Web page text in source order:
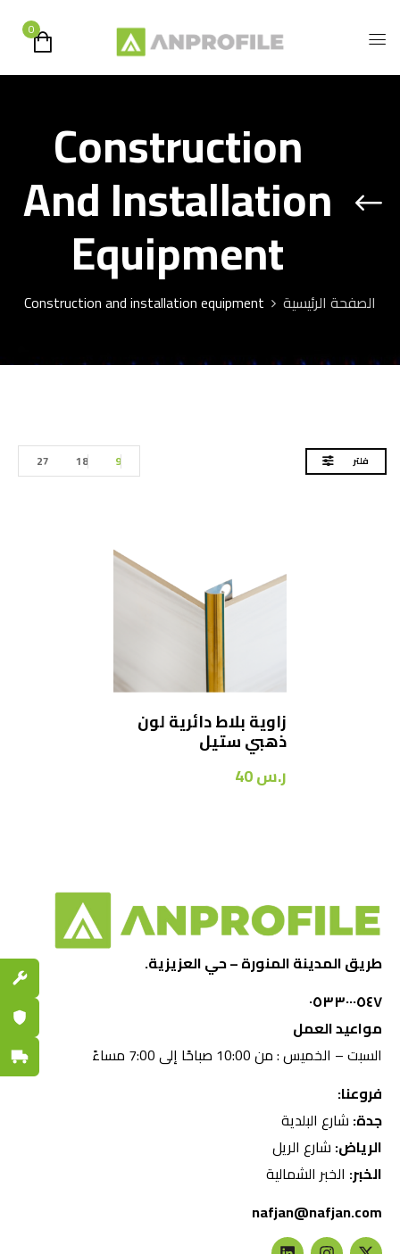
0
Construction
And Installation
Equipment
الصفحة الرئيسية Construction and installation equipment
فلتر 9
18
27
زاوية بلاط دائرية لون
ذهبي ستيل
ر.س40
طريق المدينة المنورة – حي العزيزية.
٠٥٣٣٠٠٠٥٤٧
مواعيد العمل
السبت – الخميس : من 10:00 صباحًا إلى 7:00 مساءً
فروعنا:
جدة: شارع البلدية
الرياض: شارع الريل
الخبر: الخبر الشمالية
nafjan@nafjan.com
قطع
ضمان